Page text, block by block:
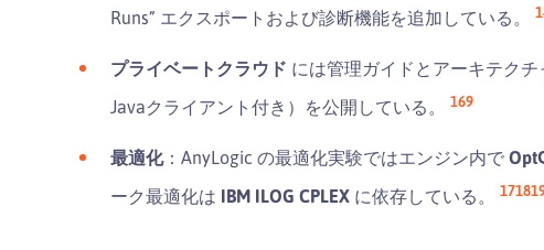
Runs” エクスポートおよび診断機能を追加している。
プライベートクラウド には管理ガイドとアーキテク
Javaクライアント付き）を公開している。 169
最適化：AnyLogic の最適化実験ではエンジン内で
ーク最適化は IBM ILOG CPLEX に依存している。 1718